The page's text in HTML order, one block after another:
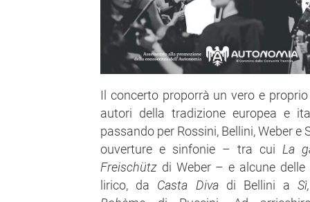
Il concerto proporrà un vero e
autori della tradizione europea e
passando per Rossini, Bellini, Weber
ouverture e sinfonie – tra cui La
Freischütz di Weber – e alcune
lirico, da Casta Divadi Bellini a